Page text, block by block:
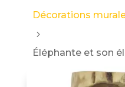
Décorations
5
Éléphante et son